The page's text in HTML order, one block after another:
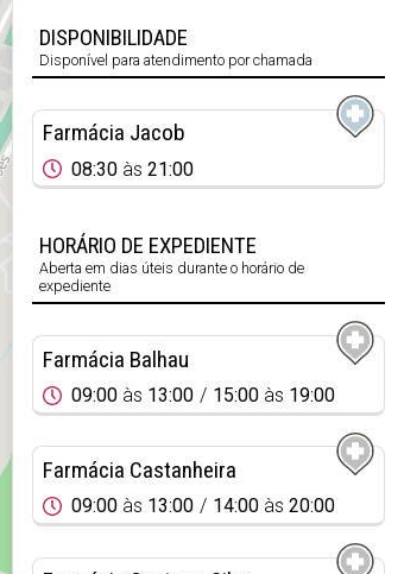
DISPONIBILIDADE
Disponível para atendimento por chamada
Farmácia Jacob
08:30 às 21:00
HORÁRIO DE EXPEDIENTE
Aberta em dias úteis durante o horário de
expediente
Farmácia Balhau
09:00 às 13:00 15:00 às 19:00
Farmácia Castanheira
09:00 às 13:00 14:00 às 20:00